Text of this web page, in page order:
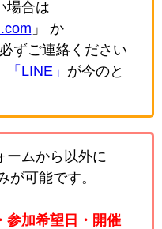
場合は
」 か
ずご連絡ください
「LINE」 が今のと
ームから以外に
が可能です。
参加希望日・開催